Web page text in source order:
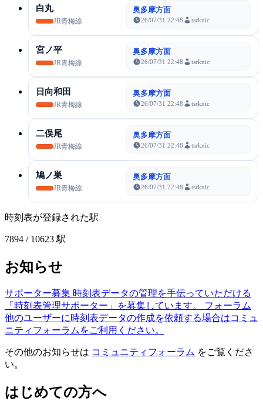
白丸
JR青梅線
奥多摩方面
26/07/31 22:48 tsrknic
宮ノ平
JR青梅線
奥多摩方面
26/07/31 22:48 tsrknic
日向和田
JR青梅線
奥多摩方面
26/07/31 22:48 tsrknic
二俣尾
JR青梅線
奥多摩方面
26/07/31 22:48 tsrknic
鳩ノ巣
JR青梅線
奥多摩方面
26/07/31 22:48 tsrknic
時刻表が登録された駅
7894 / 10623 駅
お知らせ
サポーター募集 時刻表データの管理を手伝っていただける
「時刻表管理サポーター」を募集しています。
フォーラム
他のユーザーに時刻表データの作成を依頼する場合はコミュ
ニティフォーラムをご利用ください。
その他のお知らせは コミュニティフォーラム をご覧くださ
い。
はじめての方へ